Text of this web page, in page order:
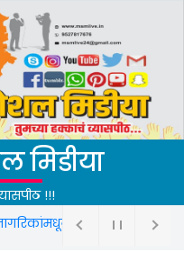
मिडीया
!!!
जोरदार मागणी.
फक्त